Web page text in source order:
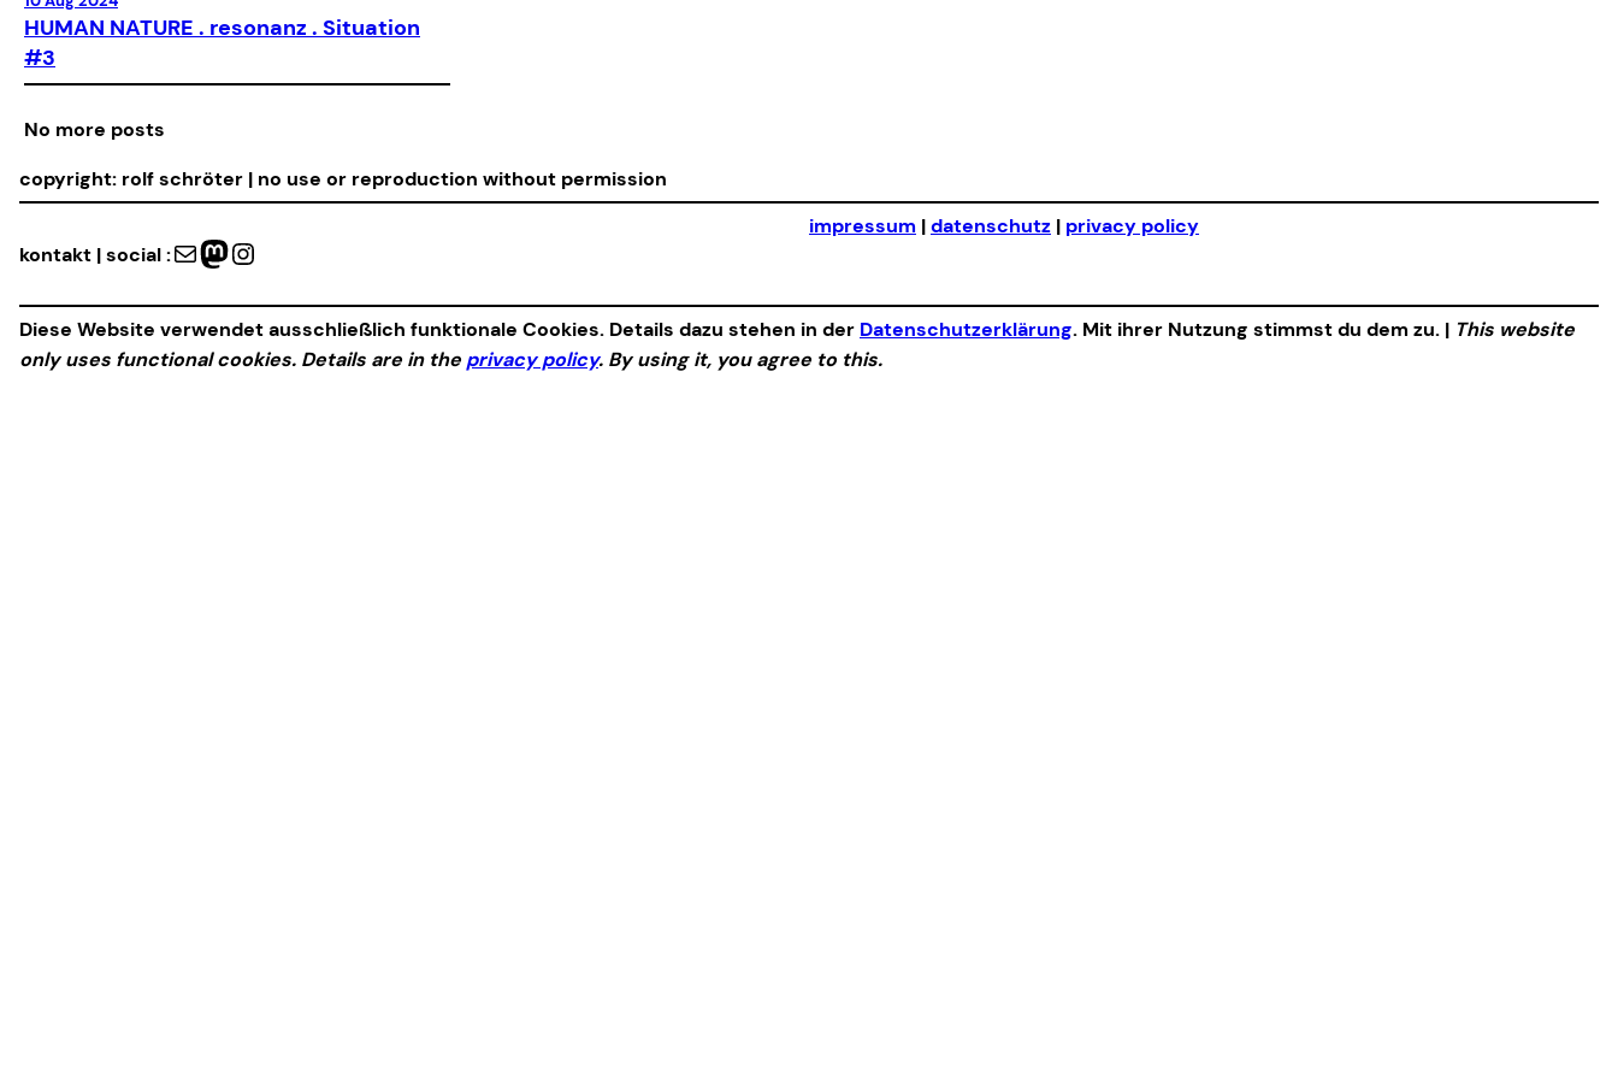
HUMAN NATURE . resonanz . Situation
#3
No more posts
copyright: rolf schröter | no use or reproduction without permission
kontakt | social :Mail Mastodon Instagram
impressum |datenschutz | privacy policy
Diese Website verwendet ausschließlich funktionale Cookies. Details dazu stehen in der Datenschutzerklärung. Mit ihrer Nutzung stimmst du dem zu. | This website
only uses functional cookies. Details are in the privacy policy. By using it, you agree to this.